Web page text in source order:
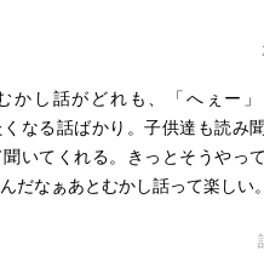
かし話がどれも、「へぇー
なる話ばかり。子供達も読み
いてくれる。きっとそうやっ
だなぁあとむかし話って楽しい。